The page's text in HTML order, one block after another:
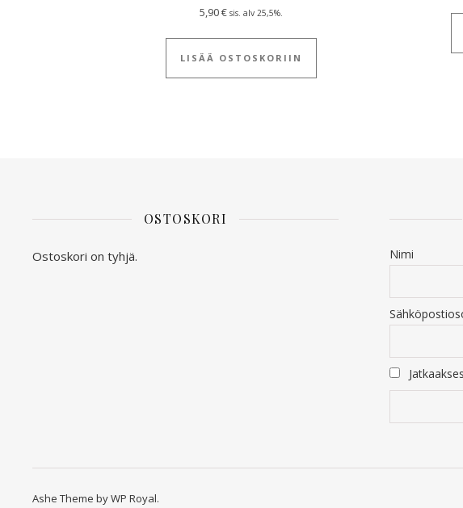
5,90€ sis. alv 25,5%.
LISÄÄ OSTOSKORIIN
OSTOSKORI
Ostoskori on tyhjä. Nimi
Ashe Theme byWP Royal.